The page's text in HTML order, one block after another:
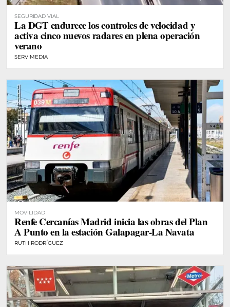
SEGURIDAD VIAL
La DGT endurece los controles de velocidad y
activa cinco nuevos radares en plena operación
verano
SERVIMEDIA
MOVILIDAD
Renfe Cercanías Madrid inicia las obras del Plan
A Punto en la estación Galapagar-La Navata
RUTH RODRÍGUEZ